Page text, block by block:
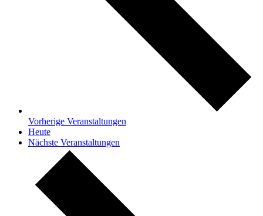
Vorherige Veranstaltungen
Heute
Nächste Veranstaltungen